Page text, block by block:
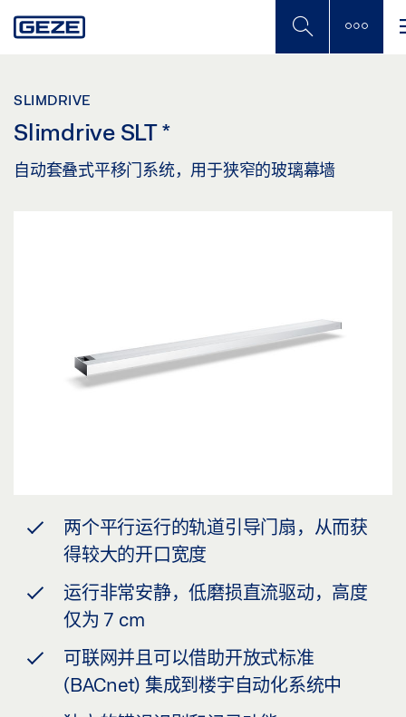
to
SLIMDRIVE
Slimdrive SLT*
自动套叠式平移门系统，用于狭窄的玻璃幕墙
两个平行运行的轨道引导门扇，从而获
得较大的开口宽度
运行非常安静，低磨损直流驱动，高度
仅为 7 cm
可联网并且可以借助开放式标准
(BACnet) 集成到楼宇自动化系统中